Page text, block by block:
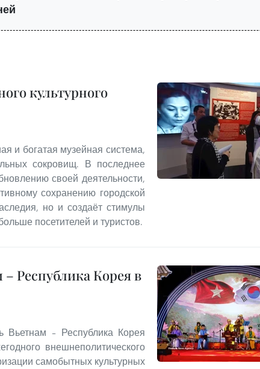
культурного
и богатая музейная система,
сокровищ. В последнее
своей деятельности,
сохранению городской
но и создаёт стимулы
посетителей и туристов.
Республика Корея в
– Республика Корея
внешнеполитического
самобытных культурных